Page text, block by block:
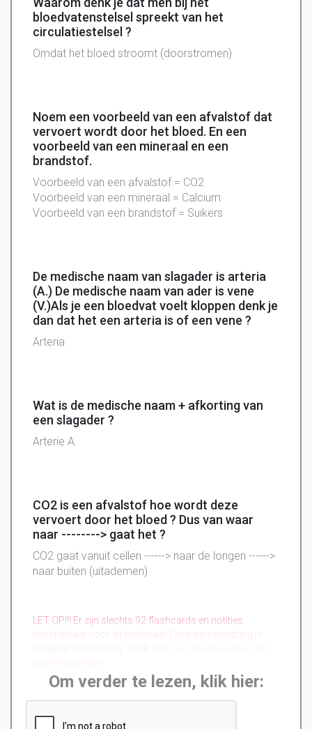
bloedvatenstelsel spreekt van het
circulatiestelsel ?
Omdat het bloed stroomt (doorstromen)
Noem een voorbeeld van een afvalstof dat
vervoert wordt door het bloed. En een
voorbeeld van een mineraal en een
brandstof.
Voorbeeld van een afvalstof = CO2
Voorbeeld van een mineraal = Calcium
Voorbeeld van een brandstof = Suikers
De medische naam van slagader is arteria
(A.) De medische naam van ader is vene
(V.)Als je een bloedvat voelt kloppen denk je
dan dat het een arteria is of een vene ?
Arteria
Wat is de medische naam + afkorting van
een slagader ?
Arterie A.
CO2 is een afvalstof hoe wordt deze
vervoert door het bloed ? Dus van waar
naar --------> gaat het ?
CO2 gaat vanuit cellen ------> naar de longen ------>
naar buiten (uitademen)
LET OP!!! Er zijn slechts 92 flashcards en notities
beschikbaar voor dit materiaal. Deze samenvatting is
Om verder te lezen, klik hier: